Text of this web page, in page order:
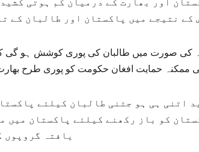
اور بھارت کے درمیان کم ہوتی
نتیجے میں پاکستان اور طالبان کے
کی صورت میں طالبان کی پوری کوشش ہو گی
ممکنہ حمایت افغان حکومت کو پوری طرح
اتنی ہی ہو جتنی طالبان کیلئے
کو باز رکھنے کیلئے پاکستان میں
یافتہ گروپوں